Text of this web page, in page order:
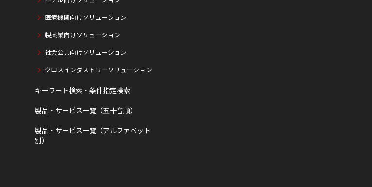
医療機関向けソリューション
製薬業向けソリューション
社会公共向けソリューション
クロスインダストリーソリューション
キーワード検索・条件指定検索
製品・サービス一覧（五十音順）
製品・サービス一覧（アルファベット
別）